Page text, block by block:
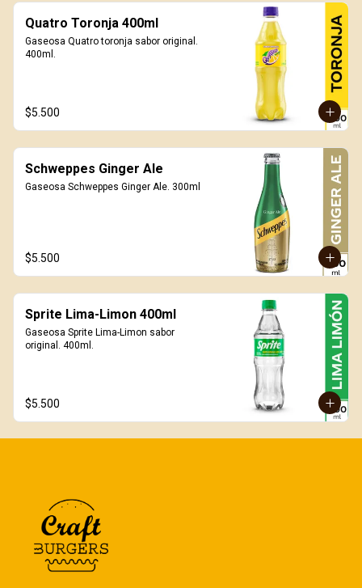
Quatro Toronja 400ml
Gaseosa Quatro toronja sabor original.
400ml.
$5.500
Schweppes Ginger Ale
Gaseosa Schweppes Ginger Ale. 300ml
$5.500
Sprite Lima-Limon 400ml
Gaseosa Sprite Lima-Limon sabor
original. 400ml.
$5.500